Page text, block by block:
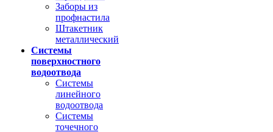
Заборы из
профнастила
Штакетник
металлический
Системы
поверхностного
водоотвода
Системы
линейного
водоотвода
Системы
точечного